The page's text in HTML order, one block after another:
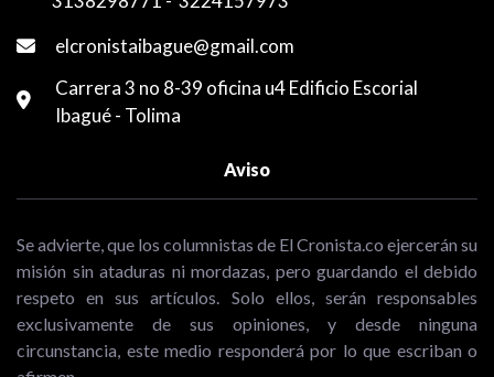
elcronistaibague@gmail.com
Carrera 3 no 8-39 oficina u4 Edificio Escorial
Ibagué - Tolima
Aviso
Se advierte, que los columnistas de El Cronista.co ejercerán su
misión sin ataduras ni mordazas, pero guardando el debido
respeto en sus artículos. Solo ellos, serán responsables
exclusivamente de sus opiniones, y desde ninguna
circunstancia, este medio responderá por lo que escriban o